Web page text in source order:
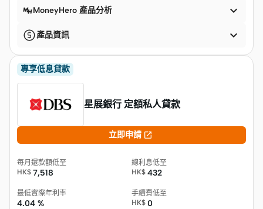
MoneyHero 產品分析 
產品資訊 
專享低息貸款
星展銀行 定額私人貸款
立即申請 
每月還款額低至
HK$ 7,518
總利息低至
HK$ 432
最低實際年利率
4.04 %
手續費低至
HK$ 0